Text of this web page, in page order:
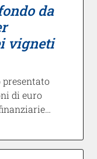
da
vigneti
di euro